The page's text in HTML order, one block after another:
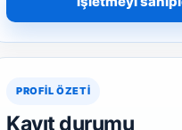
PROFIL ÖZETI
Kayıt durumu